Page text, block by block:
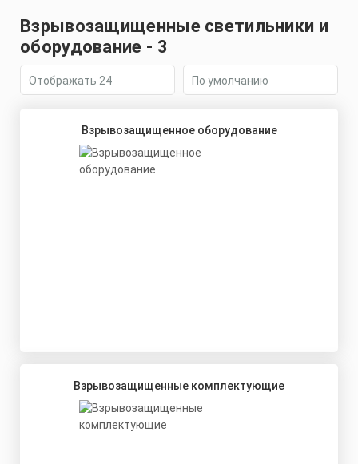
Взрывозащищенные светильники и
оборудование - 3
Взрывозащищенное оборудование
Взрывозащищенные комплектующие